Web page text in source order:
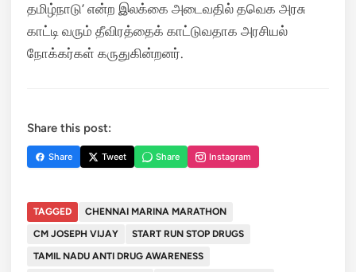
தமிழ்நாடு’ என்ற இலக்கை அடைவதில் தவெக அரசு
காட்டி வரும் தீவிரத்தைக் காட்டுவதாக அரசியல்
நோக்கர்கள் கருதுகின்றனர்.
Share this post:
Share Tweet Share Instagram
TAGGED
CHENNAI MARINA MARATHON
CM JOSEPH VIJAY
START RUN STOP DRUGS
TAMIL NADU ANTI DRUG AWARENESS